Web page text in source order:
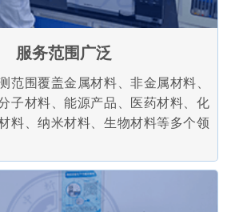
服务范围广泛
范围覆盖金属材料、非金属材料、
子材料、能源产品、医药材料、化
料、纳米材料、生物材料等多个领